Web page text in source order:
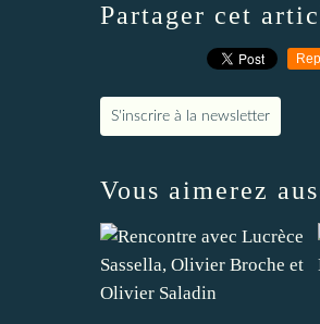
Partager cet
S'inscrire à la newsletter
Vous aimerez